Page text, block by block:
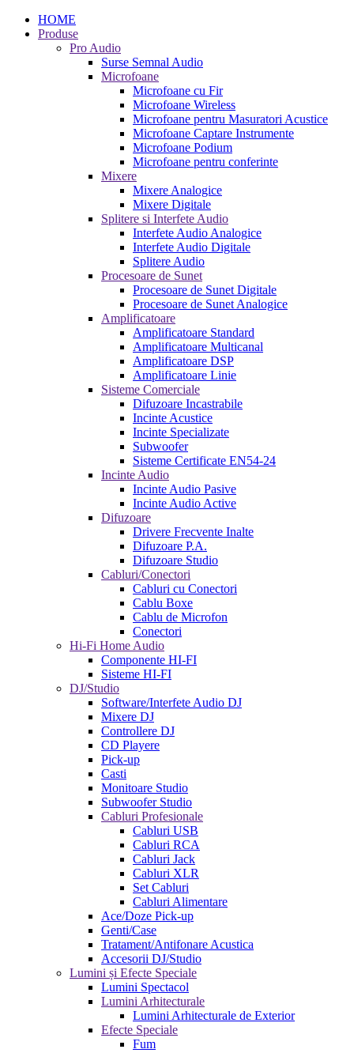
HOME
Produse
Pro Audio
Surse Semnal Audio
Microfoane
Microfoane cu Fir
Microfoane Wireless
Microfoane pentru Masuratori Acustice
Microfoane Captare Instrumente
Microfoane Podium
Microfoane pentru conferinte
Mixere
Mixere Analogice
Mixere Digitale
Splitere si Interfete Audio
Interfete Audio Analogice
Interfete Audio Digitale
Splitere Audio
Procesoare de Sunet
Procesoare de Sunet Digitale
Procesoare de Sunet Analogice
Amplificatoare
Amplificatoare Standard
Amplificatoare Multicanal
Amplificatoare DSP
Amplificatoare Linie
Sisteme Comerciale
Difuzoare Incastrabile
Incinte Acustice
Incinte Specializate
Subwoofer
Sisteme Certificate EN54-24
Incinte Audio
Incinte Audio Pasive
Incinte Audio Active
Difuzoare
Drivere Frecvente Inalte
Difuzoare P.A.
Difuzoare Studio
Cabluri/Conectori
Cabluri cu Conectori
Cablu Boxe
Cablu de Microfon
Conectori
Hi-Fi Home Audio
Componente HI-FI
Sisteme HI-FI
DJ/Studio
Software/Interfete Audio DJ
Mixere DJ
Controllere DJ
CD Playere
Pick-up
Casti
Monitoare Studio
Subwoofer Studio
Cabluri Profesionale
Cabluri USB
Cabluri RCA
Cabluri Jack
Cabluri XLR
Set Cabluri
Cabluri Alimentare
Ace/Doze Pick-up
Genti/Case
Tratament/Antifonare Acustica
Accesorii DJ/Studio
Lumini și Efecte Speciale
Lumini Spectacol
Lumini Arhitecturale
Lumini Arhitecturale de Exterior
Efecte Speciale
Fum